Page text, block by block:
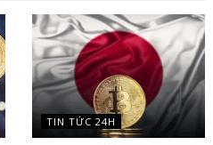
TIN TỨC 24H